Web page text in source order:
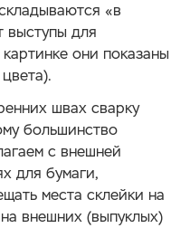
«в
выступы для
они показаны
швах сварку
большинство
с внешней
для бумаги,
места склейки на
внешних (выпуклых)